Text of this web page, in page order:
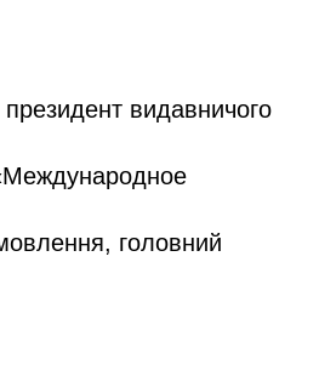
видавничого
головний